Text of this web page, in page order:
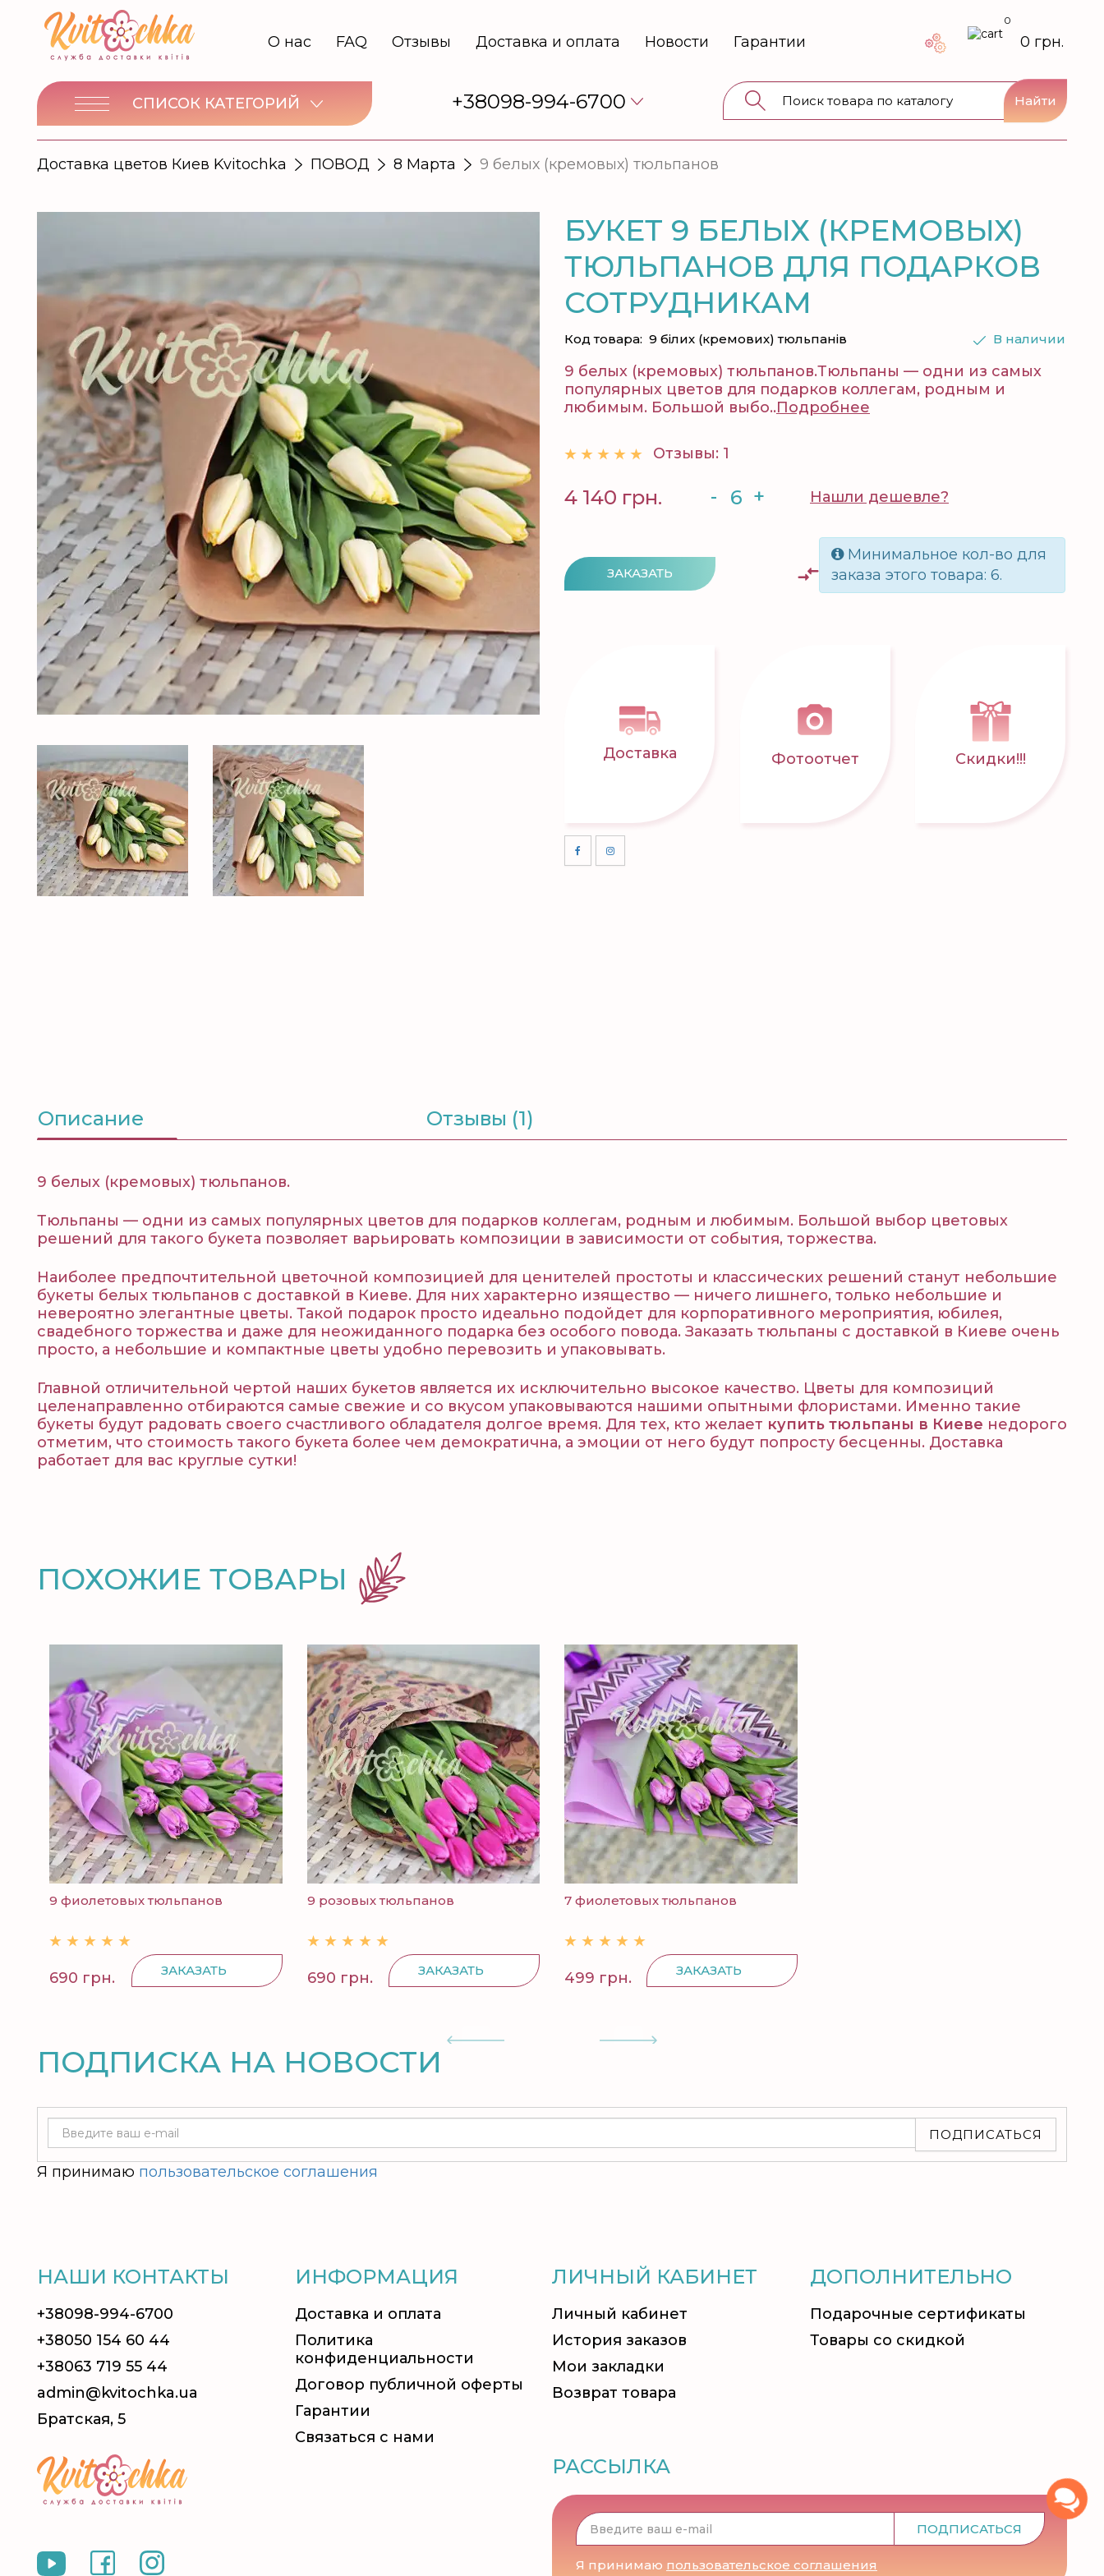
О нас FAQ Отзывы Доставка и оплата Новости Гарантии
0
0 грн.
СПИСОК КАТЕГОРИЙ +38098-994-6700 Найти
Доставка цветов Киев Kvitochka ПОВОД 8 Марта 9 белых (кремовых) тюльпанов
БУКЕТ 9 БЕЛЫХ (КРЕМОВЫХ)
ТЮЛЬПАНОВ ДЛЯ ПОДАРКОВ
СОТРУДНИКАМ
В наличии
Код товара: 9 білих (кремових) тюльпанів
9 белых (кремовых) тюльпанов.Тюльпаны — одни из самых
популярных цветов для подарков коллегам, родным и
любимым. Большой выбо..Подробнее
Отзывы: 1
4 140 грн. - + Нашли дешевле?
ЗАКАЗАТЬ
Минимальное кол-во для
заказа этого товара: 6.
Доставка Фотоотчет Скидки!!!
Описание Отзывы (1)
9 белых (кремовых) тюльпанов.
Тюльпаны — одни из самых популярных цветов для подарков коллегам, родным и любимым. Большой выбор цветовых
решений для такого букета позволяет варьировать композиции в зависимости от события, торжества.
Наиболее предпочтительной цветочной композицией для ценителей простоты и классических решений станут небольшие
букеты белых тюльпанов с доставкой в Киеве. Для них характерно изящество — ничего лишнего, только небольшие и
невероятно элегантные цветы. Такой подарок просто идеально подойдет для корпоративного мероприятия, юбилея,
свадебного торжества и даже для неожиданного подарка без особого повода. Заказать тюльпаны с доставкой в Киеве очень
просто, а небольшие и компактные цветы удобно перевозить и упаковывать.
Главной отличительной чертой наших букетов является их исключительно высокое качество. Цветы для композиций
целенаправленно отбираются самые свежие и со вкусом упаковываются нашими опытными флористами. Именно такие
букеты будут радовать своего счастливого обладателя долгое время. Для тех, кто желает купить тюльпаны в Киеве недорого
отметим, что стоимость такого букета более чем демократична, а эмоции от него будут попросту бесценны. Доставка
работает для вас круглые сутки!
ПОХОЖИЕ ТОВАРЫ
9 фиолетовых тюльпанов
690 грн. ЗАКАЗАТЬ
9 розовых тюльпанов
690 грн. ЗАКАЗАТЬ
7 фиолетовых тюльпанов
499 грн. ЗАКАЗАТЬ
ПОДПИСКА НА НОВОСТИ
ПОДПИСАТЬСЯ
Я принимаю пользовательское соглашения
НАШИ КОНТАКТЫ
+38098-994-6700
+38050 154 60 44
+38063 719 55 44
admin@kvitochka.ua
Братская, 5
ИНФОРМАЦИЯ
Доставка и оплата
Политика
конфиденциальности
Договор публичной оферты
Гарантии
Связаться с нами
ЛИЧНЫЙ КАБИНЕТ
Личный кабинет
История заказов
Мои закладки
Возврат товара
ДОПОЛНИТЕЛЬНО
Подарочные сертификаты
Товары со скидкой
РАССЫЛКА
ПОДПИСАТЬСЯ
Я принимаю пользовательское соглашения